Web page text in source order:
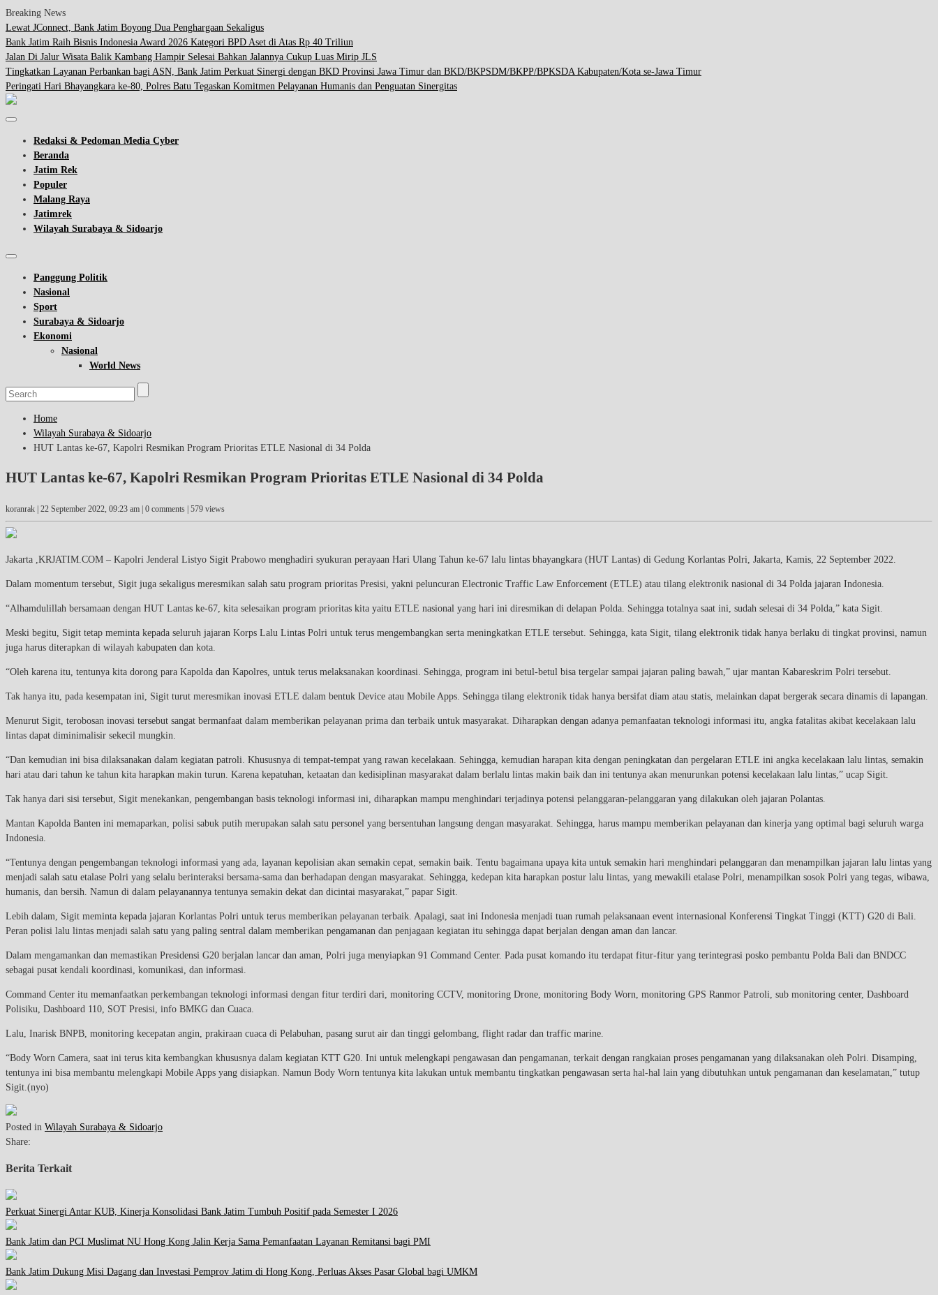
Breaking News
Lewat JConnect, Bank Jatim Boyong Dua Penghargaan Sekaligus
Bank Jatim Raih Bisnis Indonesia Award 2026 Kategori BPD Aset di Atas Rp 40 Triliun
Jalan Di Jalur Wisata Balik Kambang Hampir Selesai Bahkan Jalannya Cukup Luas Mirip JLS
Tingkatkan Layanan Perbankan bagi ASN, Bank Jatim Perkuat Sinergi dengan BKD Provinsi Jawa Timur dan BKD/BKPSDM/BKPP/BPKSDA Kabupaten/Kota se-Jawa Timur
Peringati Hari Bhayangkara ke-80, Polres Batu Tegaskan Komitmen Pelayanan Humanis dan Penguatan Sinergitas
Redaksi & Pedoman Media Cyber
Beranda
Jatim Rek
Populer
Malang Raya
Jatimrek
Wilayah Surabaya & Sidoarjo
Panggung Politik
Nasional
Sport
Surabaya & Sidoarjo
Ekonomi
Nasional
World News
Home
Wilayah Surabaya & Sidoarjo
HUT Lantas ke-67, Kapolri Resmikan Program Prioritas ETLE Nasional di 34 Polda
HUT Lantas ke-67, Kapolri Resmikan Program Prioritas ETLE Nasional di 34 Polda
koranrak | 22 September 2022, 09:23 am | 0 comments | 579 views
Jakarta ,KRJATIM.COM – Kapolri Jenderal Listyo Sigit Prabowo menghadiri syukuran perayaan Hari Ulang Tahun ke-67 lalu lintas bhayangkara (HUT Lantas) di Gedung Korlantas Polri, Jakarta, Kamis, 22 September 2022.
Dalam momentum tersebut, Sigit juga sekaligus meresmikan salah satu program prioritas Presisi, yakni peluncuran Electronic Traffic Law Enforcement (ETLE) atau tilang elektronik nasional di 34 Polda jajaran Indonesia.
“Alhamdulillah bersamaan dengan HUT Lantas ke-67, kita selesaikan program prioritas kita yaitu ETLE nasional yang hari ini diresmikan di delapan Polda. Sehingga totalnya saat ini, sudah selesai di 34 Polda,” kata Sigit.
Meski begitu, Sigit tetap meminta kepada seluruh jajaran Korps Lalu Lintas Polri untuk terus mengembangkan serta meningkatkan ETLE tersebut. Sehingga, kata Sigit, tilang elektronik tidak hanya berlaku di tingkat provinsi, namun
juga harus diterapkan di wilayah kabupaten dan kota.
“Oleh karena itu, tentunya kita dorong para Kapolda dan Kapolres, untuk terus melaksanakan koordinasi. Sehingga, program ini betul-betul bisa tergelar sampai jajaran paling bawah,” ujar mantan Kabareskrim Polri tersebut.
Tak hanya itu, pada kesempatan ini, Sigit turut meresmikan inovasi ETLE dalam bentuk Device atau Mobile Apps. Sehingga tilang elektronik tidak hanya bersifat diam atau statis, melainkan dapat bergerak secara dinamis di lapangan.
Menurut Sigit, terobosan inovasi tersebut sangat bermanfaat dalam memberikan pelayanan prima dan terbaik untuk masyarakat. Diharapkan dengan adanya pemanfaatan teknologi informasi itu, angka fatalitas akibat kecelakaan lalu
lintas dapat diminimalisir sekecil mungkin.
“Dan kemudian ini bisa dilaksanakan dalam kegiatan patroli. Khususnya di tempat-tempat yang rawan kecelakaan. Sehingga, kemudian harapan kita dengan peningkatan dan pergelaran ETLE ini angka kecelakaan lalu lintas, semakin
hari atau dari tahun ke tahun kita harapkan makin turun. Karena kepatuhan, ketaatan dan kedisiplinan masyarakat dalam berlalu lintas makin baik dan ini tentunya akan menurunkan potensi kecelakaan lalu lintas,” ucap Sigit.
Tak hanya dari sisi tersebut, Sigit menekankan, pengembangan basis teknologi informasi ini, diharapkan mampu menghindari terjadinya potensi pelanggaran-pelanggaran yang dilakukan oleh jajaran Polantas.
Mantan Kapolda Banten ini memaparkan, polisi sabuk putih merupakan salah satu personel yang bersentuhan langsung dengan masyarakat. Sehingga, harus mampu memberikan pelayanan dan kinerja yang optimal bagi seluruh warga
Indonesia.
“Tentunya dengan pengembangan teknologi informasi yang ada, layanan kepolisian akan semakin cepat, semakin baik. Tentu bagaimana upaya kita untuk semakin hari menghindari pelanggaran dan menampilkan jajaran lalu lintas yang
menjadi salah satu etalase Polri yang selalu berinteraksi bersama-sama dan berhadapan dengan masyarakat. Sehingga, kedepan kita harapkan postur lalu lintas, yang mewakili etalase Polri, menampilkan sosok Polri yang tegas, wibawa,
humanis, dan bersih. Namun di dalam pelayanannya tentunya semakin dekat dan dicintai masyarakat,” papar Sigit.
Lebih dalam, Sigit meminta kepada jajaran Korlantas Polri untuk terus memberikan pelayanan terbaik. Apalagi, saat ini Indonesia menjadi tuan rumah pelaksanaan event internasional Konferensi Tingkat Tinggi (KTT) G20 di Bali.
Peran polisi lalu lintas menjadi salah satu yang paling sentral dalam memberikan pengamanan dan penjagaan kegiatan itu sehingga dapat berjalan dengan aman dan lancar.
Dalam mengamankan dan memastikan Presidensi G20 berjalan lancar dan aman, Polri juga menyiapkan 91 Command Center. Pada pusat komando itu terdapat fitur-fitur yang terintegrasi posko pembantu Polda Bali dan BNDCC
sebagai pusat kendali koordinasi, komunikasi, dan informasi.
Command Center itu memanfaatkan perkembangan teknologi informasi dengan fitur terdiri dari, monitoring CCTV, monitoring Drone, monitoring Body Worn, monitoring GPS Ranmor Patroli, sub monitoring center, Dashboard
Polisiku, Dashboard 110, SOT Presisi, info BMKG dan Cuaca.
Lalu, Inarisk BNPB, monitoring kecepatan angin, prakiraan cuaca di Pelabuhan, pasang surut air dan tinggi gelombang, flight radar dan traffic marine.
“Body Worn Camera, saat ini terus kita kembangkan khususnya dalam kegiatan KTT G20. Ini untuk melengkapi pengawasan dan pengamanan, terkait dengan rangkaian proses pengamanan yang dilaksanakan oleh Polri. Disamping,
tentunya ini bisa membantu melengkapi Mobile Apps yang disiapkan. Namun Body Worn tentunya kita lakukan untuk membantu tingkatkan pengawasan serta hal-hal lain yang dibutuhkan untuk pengamanan dan keselamatan,” tutup
Sigit.(nyo)
Posted in Wilayah Surabaya & Sidoarjo
Share:
Berita Terkait
Perkuat Sinergi Antar KUB, Kinerja Konsolidasi Bank Jatim Tumbuh Positif pada Semester I 2026
Bank Jatim dan PCI Muslimat NU Hong Kong Jalin Kerja Sama Pemanfaatan Layanan Remitansi bagi PMI
Bank Jatim Dukung Misi Dagang dan Investasi Pemprov Jatim di Hong Kong, Perluas Akses Pasar Global bagi UMKM